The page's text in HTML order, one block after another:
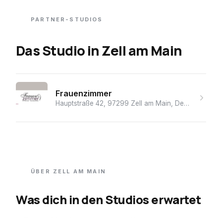
PARTNER-STUDIOS
Das StudioinZell am Main
Frauenzimmer
Hauptstraße 42, 97299 Zell am Main, Deutschland
ÜBER ZELL AM MAIN
Was dich in den Studios erwartet